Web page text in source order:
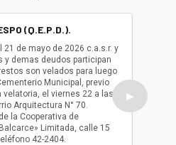
(Q.E.P.D.).
de mayo de 2026 c.a.s.r. y
y demas deudos participan
son velados para luego
Municipal, previo
velatoria, el viernes 22 a las
Arquitectura N° 70.
la Cooperativa de
Limitada, calle 15
42-2404.
ser
oficio
▶